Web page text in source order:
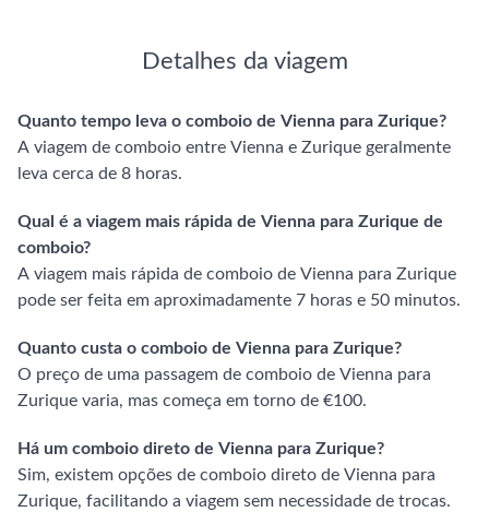
Detalhes da viagem
Quanto tempo leva o comboio de Vienna para Zurique?
A viagem de comboio entre Vienna e Zurique geralmente
leva cerca de 8 horas.
Qual é a viagem mais rápida de Vienna para Zurique de
comboio?
A viagem mais rápida de comboio de Vienna para Zurique
pode ser feita em aproximadamente 7 horas e 50 minutos.
Quanto custa o comboio de Vienna para Zurique?
O preço de uma passagem de comboio de Vienna para
Zurique varia, mas começa em torno de €100.
Há um comboio direto de Vienna para Zurique?
Sim, existem opções de comboio direto de Vienna para
Zurique, facilitando a viagem sem necessidade de trocas.